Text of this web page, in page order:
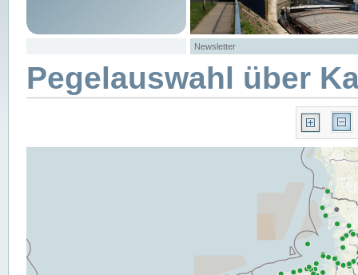
Newsletter
Pegelauswahl über